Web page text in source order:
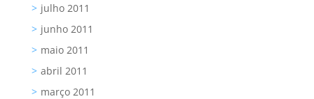
julho 2011
junho 2011
maio 2011
abril 2011
março 2011